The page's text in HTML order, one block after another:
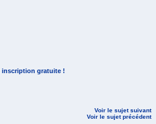
inscription gratuite !
Voir le sujet suivant
Voir le sujet précédent